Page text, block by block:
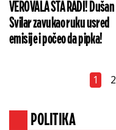
VEROVALA ŠTA RADI! Dušan
Svilar zavukao ruku usred
emisije i počeo da pipka!
1 2
POLITIKA